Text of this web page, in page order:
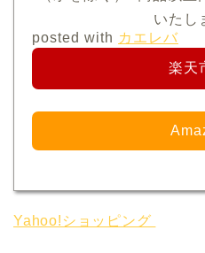
いたし
posted with カエレバ
楽天
Yahoo!ショッピング